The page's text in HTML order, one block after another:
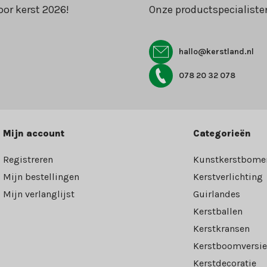
kerst 2026! Onze
hallo@kerstland.nl
078 20 32 078
Mijn account
Registreren
Mijn bestellingen
Mijn verlanglijst
Categorieën
Kerstverlichting
Guirlandes
Kerstballen
Kerstkransen
Kerstdecoratie